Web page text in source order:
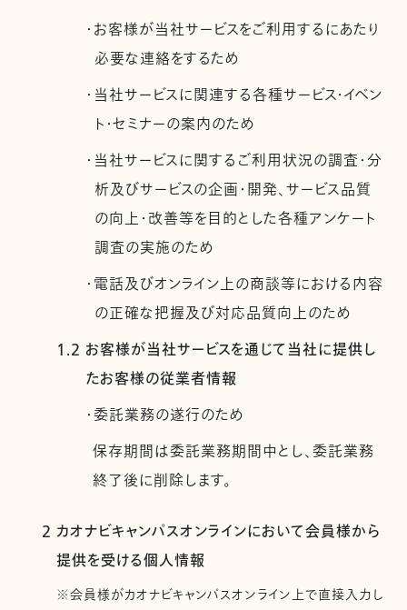
・お客様が当社サービスをご利用するにあたり
必要な連絡をするため
・当社サービスに関連する各種サービス・イベン
ト・セミナーの案内のため
・当社サービスに関するご利用状況の調査・分
析及びサービスの企画・開発、サービス品質
の向上・改善等を目的とした各種アンケート
調査の実施のため
・電話及びオンライン上の商談等における内容
の正確な把握及び対応品質向上のため
1.2 お客様が当社サービスを通じて当社に提供し
たお客様の従業者情報
・委託業務の遂行のため
保存期間は委託業務期間中とし、委託業務
終了後に削除します。
2 カオナビキャンパスオンラインにおいて会員様から
提供を受ける個人情報
※会員様がカオナビキャンパスオンライン上で直接入力し